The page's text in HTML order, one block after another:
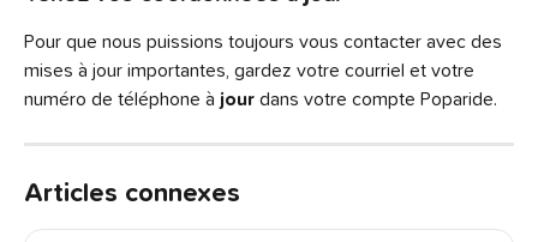
Pour que nous puissions toujours vous contacter avec des
mises à jour importantes, gardez votre courriel et votre
numéro de téléphone à jour dans votre compte Poparide.
Articles connexes